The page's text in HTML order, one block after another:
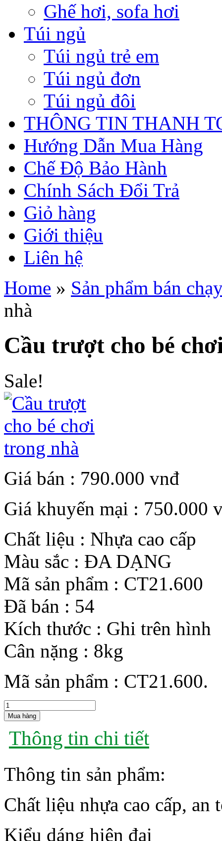
Ghế hơi, sofa hơi
Túi ngủ
Túi ngủ trẻ em
Túi ngủ đơn
Túi ngủ đôi
THÔNG TIN THANH
Hướng Dẫn Mua Hàng
Chế Độ Bảo Hành
Chính Sách Đổi Trả
Giỏ hàng
Giới thiệu
Liên hệ
Home » Sản phẩm bán
nhà
Cầu trượt cho bé
Sale!
Giá bán : 790.000 vnđ
Giá khuyến mại : 750.000
Chất liệu : Nhựa cao cấp
Màu sắc : ĐA DẠNG
Mã sản phẩm : CT21.600
Đã bán : 54
Kích thước : Ghi trên hình
Cân nặng : 8kg
Mã sản phẩm : CT21.600.
Mua hàng
Thông tin chi tiết
Thông tin sản phẩm:
Chất liệu nhựa cao cấp, an
Kiểu dáng hiện đại